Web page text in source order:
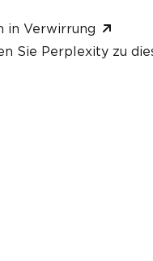
in Verwirrung
Sie Perplexity zu